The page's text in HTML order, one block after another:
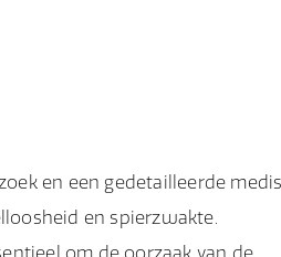
en een gedetailleerde
en spierzwakte.
om de oorzaak van de